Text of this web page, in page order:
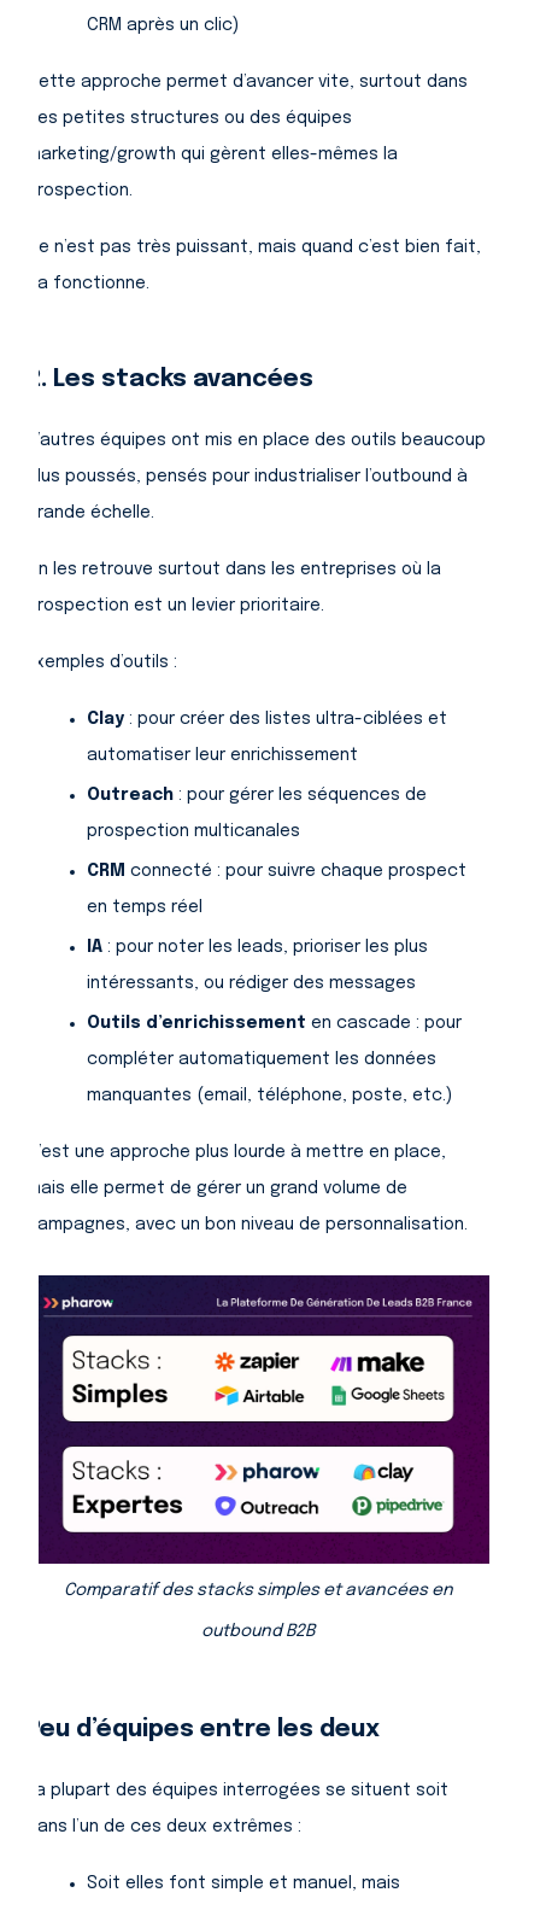
CRM après un clic)
Cette approche permet d’avancer vite, surtout dans
des petites structures ou des équipes
marketing/growth qui gèrent elles-mêmes la
prospection.
Ce n’est pas très puissant, mais quand c’est bien fait,
ça fonctionne.
2. Les stacks avancées
D’autres équipes ont mis en place des outils beaucoup
plus poussés, pensés pour industrialiser l’outbound à
grande échelle.
On les retrouve surtout dans les entreprises où la
prospection est un levier prioritaire.
Exemples d’outils :
Clay : pour créer des listes ultra-ciblées et
automatiser leur enrichissement
Outreach : pour gérer les séquences de
prospection multicanales
CRMconnecté : pour suivre chaque prospect
en temps réel
IA : pour noter les leads, prioriser les plus
intéressants, ou rédiger des messages
Outils d’enrichissementen cascade : pour
compléter automatiquement les données
manquantes (email, téléphone, poste, etc.)
C’est une approche plus lourde à mettre en place,
mais elle permet de gérer un grand volume de
campagnes, avec un bon niveau de personnalisation.
Comparatif des stacks simples et avancées en
outbound B2B
Peu d’équipes entre les deux
La plupart des équipes interrogées se situent soit
dans l’un de ces deux extrêmes :
Soit elles font simple et manuel, mais